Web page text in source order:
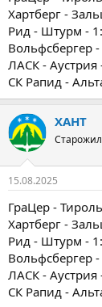
Хартберг -
Рид - Штурм -
Вольфсбергер
ЛАСК - Аустрия
СК Рапид -
ХАНТ
15.08.2025
ГраЦер -
Хартберг -
Рид - Штурм -
Вольфсбергер
ЛАСК - Аустрия
СК Рапид -